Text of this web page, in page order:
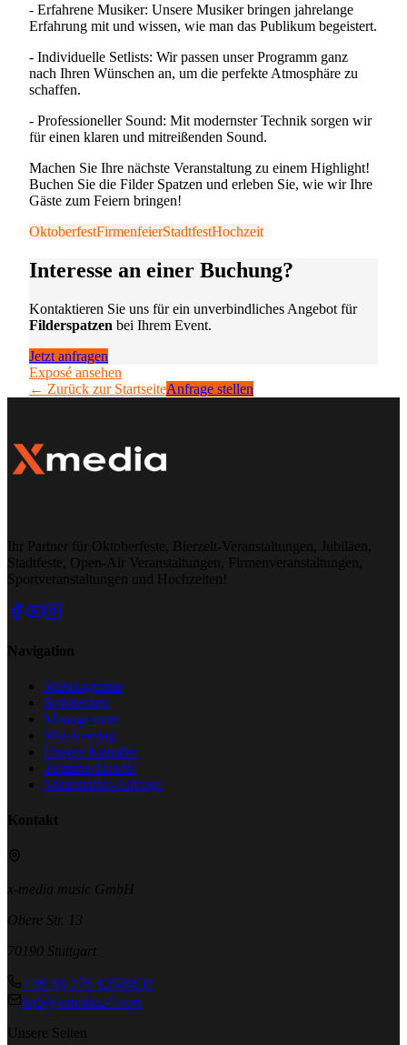
- Erfahrene Musiker: Unsere Musiker bringen jahrelange
Erfahrung mit und wissen, wie man das Publikum begeistert.
- Individuelle Setlists: Wir passen unser Programm ganz
nach Ihren Wünschen an, um die perfekte Atmosphäre zu
schaffen.
- Professioneller Sound: Mit modernster Technik sorgen wir
für einen klaren und mitreißenden Sound.
Machen Sie Ihre nächste Veranstaltung zu einem Highlight!
Buchen Sie die Filder Spatzen und erleben Sie, wie wir Ihre
Gäste zum Feiern bringen!
OktoberfestFirmenfeierStadtfestHochzeit
Interesse an einer Buchung?
Kontaktieren Sie uns für ein unverbindliches Angebot für
Filderspatzen bei Ihrem Event.
Jetzt anfragen
Exposé ansehen
← Zurück zur StartseiteAnfrage stellen
Ihr Partner für Oktoberfeste, Bierzelt-Veranstaltungen, Jubiläen,
Stadtfeste, Open-Air Veranstaltungen, Firmenveranstaltungen,
Sportveranstaltungen und Hochzeiten!
Navigation
Musikagentur
Referenzen
Management
Musikverlag
Unsere Künstler
Termine/Tickets
Veranstalter-Anfrage
Kontakt
x-media music GmbH
Obere Str. 13
70190 Stuttgart
+49 (0) 176 42508631
info@xmedia24.com
Unsere Seiten